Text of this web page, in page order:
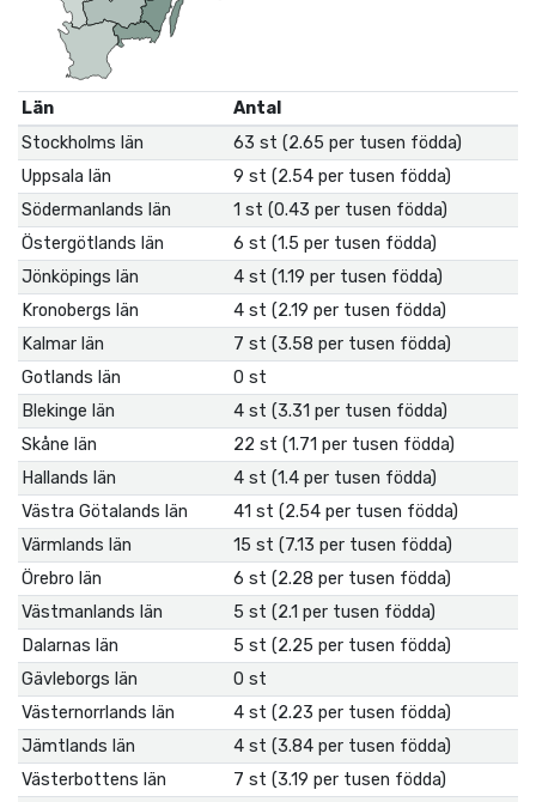
Län
Antal
Stockholms län
63 st (2.65 per tusen födda)
Uppsala län
9 st (2.54 per tusen födda)
Södermanlands län
1 st (0.43 per tusen födda)
Östergötlands län
6 st (1.5 per tusen födda)
Jönköpings län
4 st (1.19 per tusen födda)
Kronobergs län
4 st (2.19 per tusen födda)
Kalmar län
7 st (3.58 per tusen födda)
Gotlands län
0 st
Blekinge län
4 st (3.31 per tusen födda)
Skåne län
22 st (1.71 per tusen födda)
Hallands län
4 st (1.4 per tusen födda)
Västra Götalands län
41 st (2.54 per tusen födda)
Värmlands län
15 st (7.13 per tusen födda)
Örebro län
6 st (2.28 per tusen födda)
Västmanlands län
5 st (2.1 per tusen födda)
Dalarnas län
5 st (2.25 per tusen födda)
Gävleborgs län
0 st
Västernorrlands län
4 st (2.23 per tusen födda)
Jämtlands län
4 st (3.84 per tusen födda)
Västerbottens län
7 st (3.19 per tusen födda)